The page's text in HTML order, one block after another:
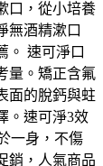
口，從小培養
無酒精漱口
。 速可淨口
量。矯正含氟
面的脫鈣與蛀
。速可淨3效
一身，不傷
銷，人氣商品